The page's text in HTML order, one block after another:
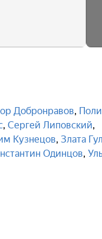
Добронравов,
, Сергей Липовский,
Кузнецов, Злата
Одинцов,